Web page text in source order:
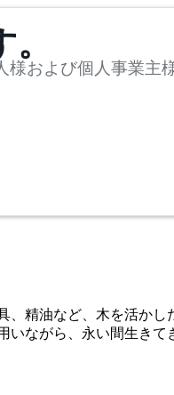
および個人事業主
精油など、木を活か
ながら、永い間生き